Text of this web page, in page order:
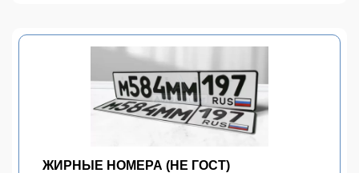
ЖИРНЫЕ НОМЕРА (НЕ ГОСТ)